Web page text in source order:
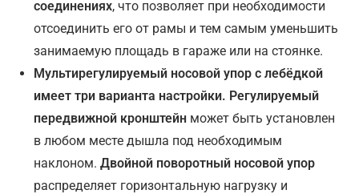
соединениях, что позволяет при необходимости
отсоединить его от рамы и тем самым уменьшить
занимаемую площадь в гараже или на стоянке.
Мультирегулируемый носовой упор с лебёдкой
имеет три варианта настройки. Регулируемый
передвижной кронштейн может быть установлен
в любом месте дышла под необходимым
наклоном.Двойной поворотный носовой упор
распределяет горизонтальную нагрузку и